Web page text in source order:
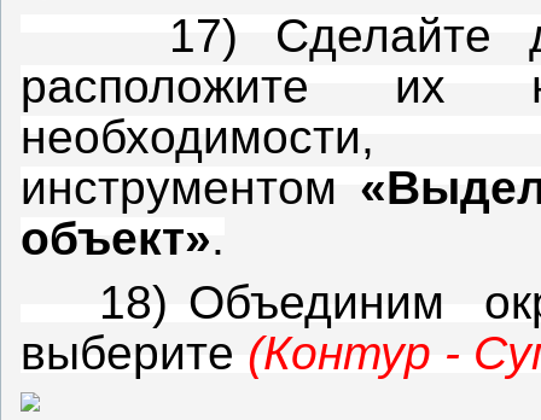
17) Сделайте
расположите их
инструментом
объект».
18) Объединим
выберите (Контур -